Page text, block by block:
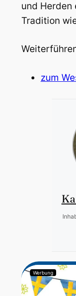
und
Tradition
zum
Werbung